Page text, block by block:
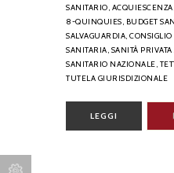
SANITARIO, ACQUIESCENZA,
8-QUINQUIES, BUDGET
SALVAGUARDIA, CONSIGLIO
SANITARIA, SANITÀ PRIVATA
SANITARIO NAZIONALE,
TUTELA GIURISDIZIONALE
LEGGI